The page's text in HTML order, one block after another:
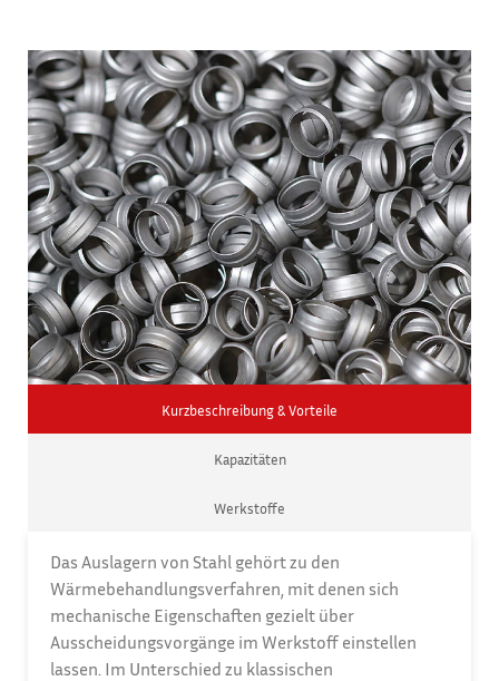
Kurzbeschreibung & Vorteile
Kapazitäten
Werkstoffe
Das Auslagern von Stahl gehört zu den
Wärmebehandlungsverfahren, mit denen sich
mechanische Eigenschaften gezielt über
Ausscheidungsvorgänge im Werkstoff einstellen
lassen. Im Unterschied zu klassischen